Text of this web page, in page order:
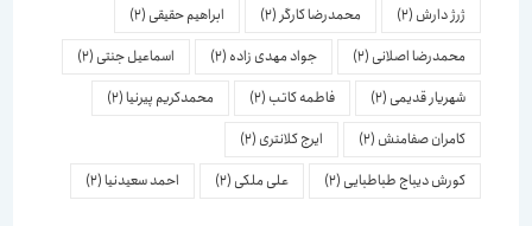
ژرژ دارش(2) محمدرضا کارگر(2) ابراهیم حقیقی(2)
محمدرضا اصلانی(2) جواد مهدی زاده(2) اسماعیل جنتی(2)
شهریار قدیمی(2) فاطمه کاتب(2) محمدکریم پیرنیا(2)
کامران صفامنش(2) ایرج کلانتری(2)
کورش دیباج طباطبایی(2) علی ملکی(2) احمد سعیدنیا(2)